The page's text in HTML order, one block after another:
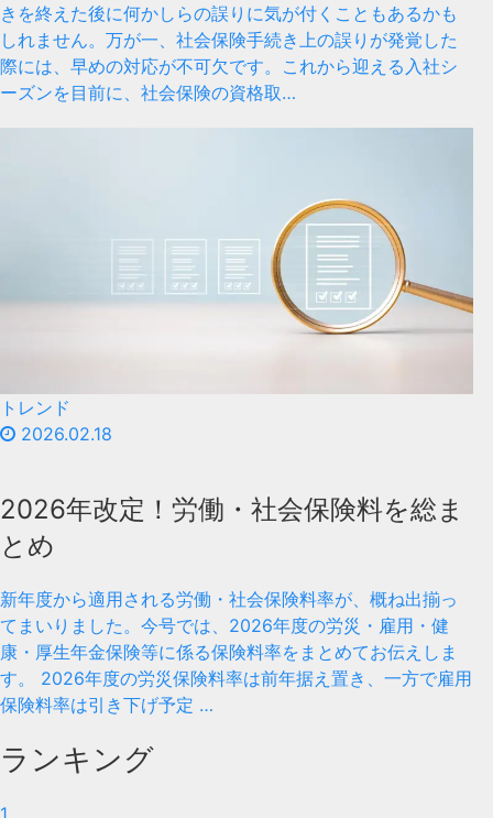
きを終えた後に何かしらの誤りに気が付くこともあるかも
しれません。万が一、社会保険手続き上の誤りが発覚した
際には、早めの対応が不可欠です。これから迎える入社シ
ーズンを目前に、社会保険の資格取…
トレンド
2026.02.18
2026年改定！労働・社会保険料を総ま
とめ
新年度から適用される労働・社会保険料率が、概ね出揃っ
てまいりました。今号では、2026年度の労災・雇用・健
康・厚生年金保険等に係る保険料率をまとめてお伝えしま
す。 2026年度の労災保険料率は前年据え置き、一方で雇用
保険料率は引き下げ予定 …
ランキング
1